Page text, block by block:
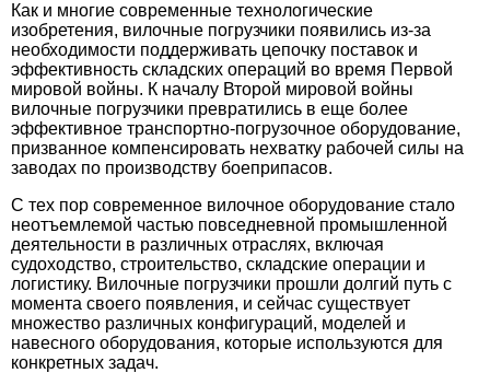
Как и многие современные технологические
изобретения, вилочные погрузчики появились из-за
необходимости поддерживать цепочку поставок и
эффективность складских операций во время Первой
мировой войны. К началу Второй мировой войны
вилочные погрузчики превратились в еще более
эффективное транспортно-погрузочное оборудование,
призванное компенсировать нехватку рабочей силы на
заводах по производству боеприпасов.
С тех пор современное вилочное оборудование стало
неотъемлемой частью повседневной промышленной
деятельности в различных отраслях, включая
судоходство, строительство, складские операции и
логистику. Вилочные погрузчики прошли долгий путь с
момента своего появления, и сейчас существует
множество различных конфигураций, моделей и
навесного оборудования, которые используются для
конкретных задач.